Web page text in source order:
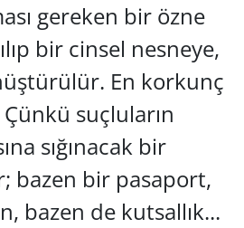
gereken bir özne
bir cinsel nesneye,
En korkunç
suçluların
sığınacak bir
bazen bir pasaport,
bazen de kutsallık...